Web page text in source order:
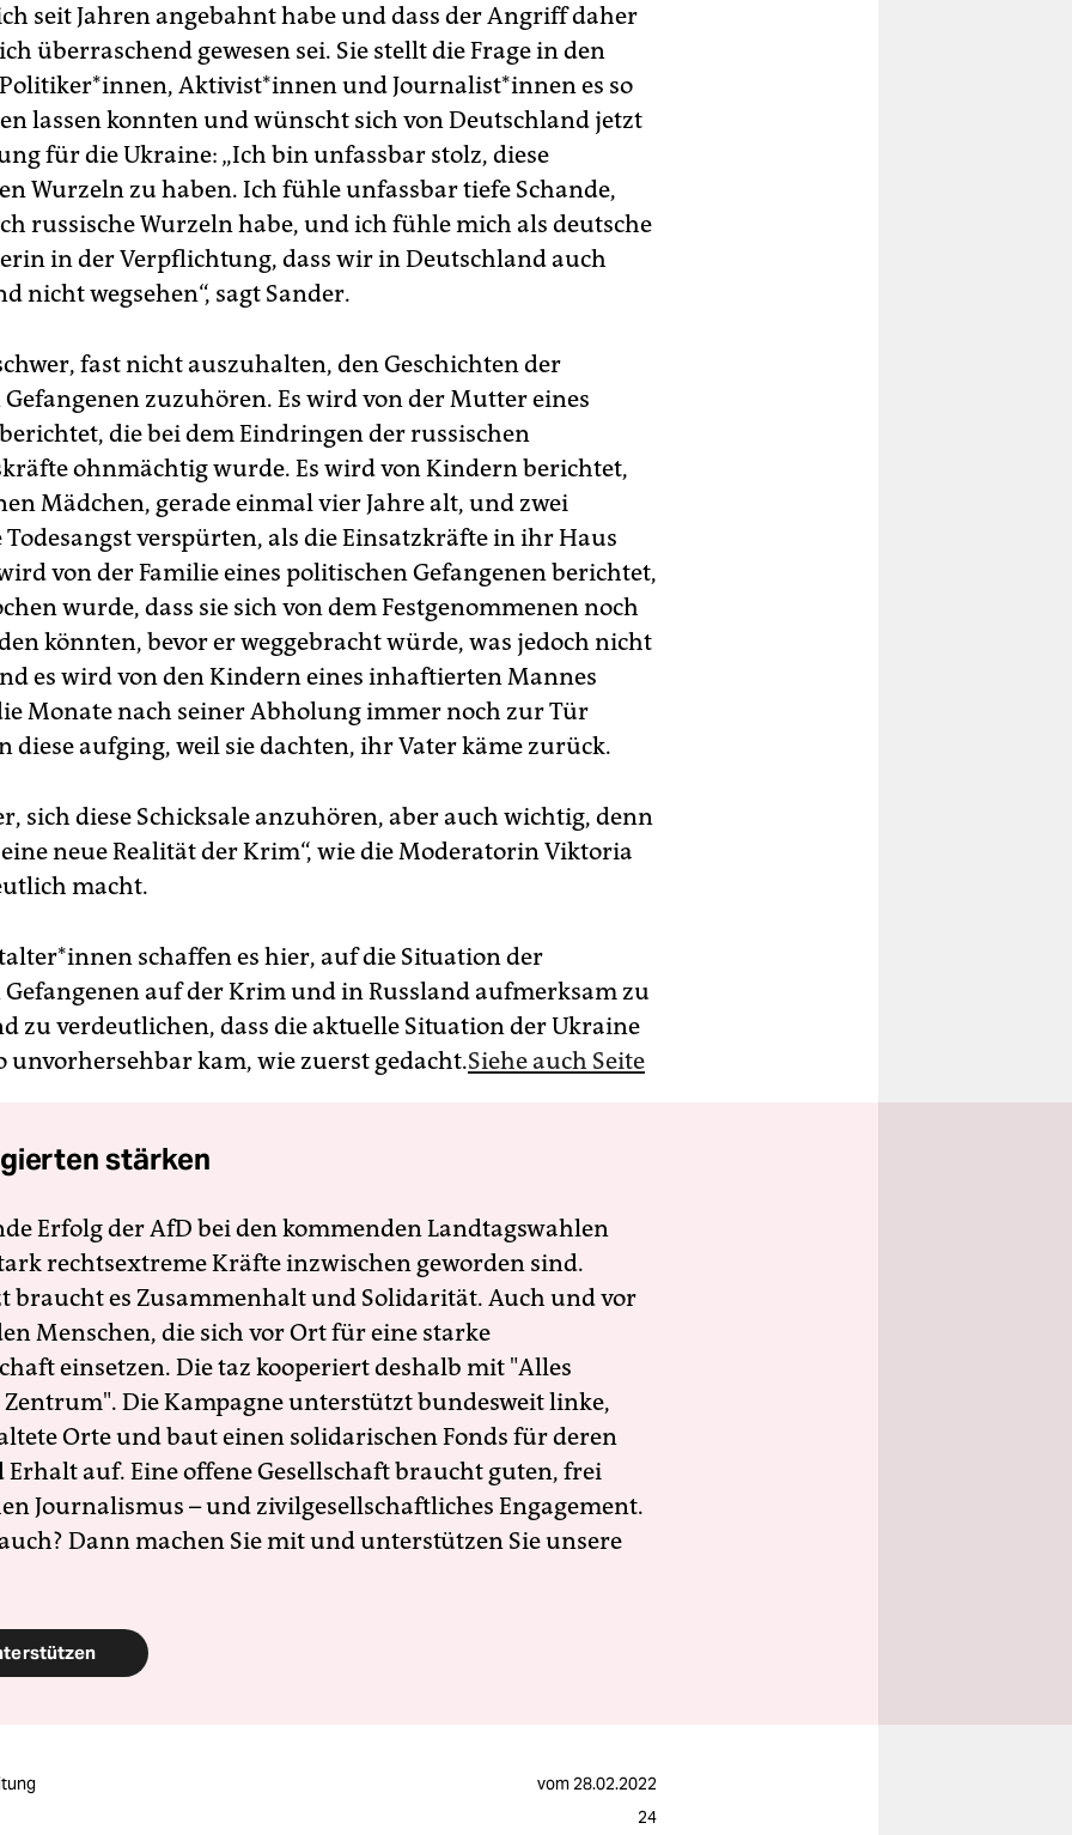
seit Jahren angebahnt habe und dass der Angriff daher
überraschend gewesen sei. Sie stellt die Frage in den
Ak­ti­vis­t*in­nen und Jour­na­lis­t*in­nen es so
lassen konnten und wünscht sich von Deutschland jetzt
für die Ukraine: „Ich bin unfassbar stolz, diese
Wurzeln zu haben. Ich fühle unfassbar tiefe Schande,
russische Wurzeln habe, und ich fühle mich als deutsche
in der Verpflichtung, dass wir in Deutschland auch
nicht wegsehen“, sagt Sander.
fast nicht auszuhalten, den Geschichten der
zuzuhören. Es wird von der Mutter eines
die bei dem Eindringen der russischen
ohnmächtig wurde. Es wird von Kindern berichtet,
Mädchen, gerade einmal vier Jahre alt, und zwei
Todesangst verspürten, als die Einsatzkräfte in ihr Haus
von der Familie eines politischen Gefangenen berichtet,
wurde, dass sie sich von dem Festgenommenen noch
könnten, bevor er weggebracht würde, was jedoch nicht
es wird von den Kindern eines inhaftierten Mannes
Monate nach seiner Abholung immer noch zur Tür
diese aufging, weil sie dachten, ihr Vater käme zurück.
sich diese Schicksale anzuhören, aber auch wichtig, denn
eine neue Realität der Krim“, wie die Moderatorin Viktoria
macht.
schaffen es hier, auf die Situation der
auf der Krim und in Russland aufmerksam zu
zu verdeutlichen, dass die aktuelle Situation der Ukraine
unvorhersehbar kam, wie zuerst gedacht.Siehe auch Seite
stärken
Erfolg der AfD bei den kommenden Landtagswahlen
rechtsextreme Kräfte inzwischen geworden sind.
braucht es Zusammenhalt und Solidarität. Auch und vor
Menschen, die sich vor Ort für eine starke
einsetzen. Die taz kooperiert deshalb mit "Alles
Die Kampagne unterstützt bundesweit linke,
Orte und baut einen solidarischen Fonds für deren
Erhalt auf. Eine offene Gesellschaft braucht guten, frei
Journalismus – und zivilgesellschaftliches Engagement.
Dann machen Sie mit und unterstützen Sie unsere
vom28.02.2022
24